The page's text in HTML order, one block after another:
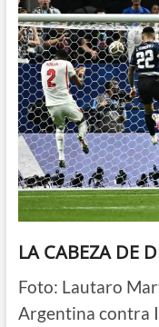
LA CABEZA DE
Foto: Lautaro
Argentina contra